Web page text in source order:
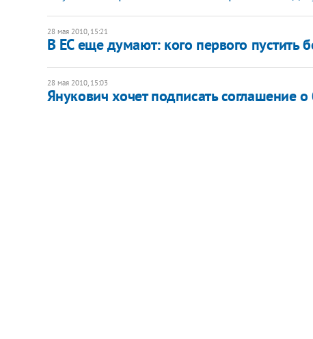
28 мая 2010, 15:21
В ЕС еще думают: кого первого пустить
28 мая 2010, 15:03
Янукович хочет подписать соглашение